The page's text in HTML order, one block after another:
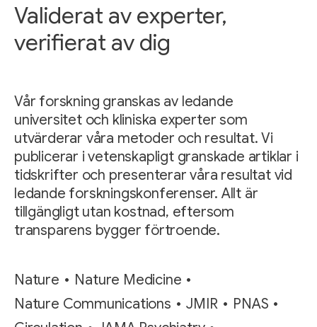
Validerat av experter,
verifierat av dig
Vår forskning granskas av ledande
universitet och kliniska experter som
utvärderar våra metoder och resultat. Vi
publicerar i vetenskapligt granskade artiklar i
tidskrifter och presenterar våra resultat vid
ledande forskningskonferenser. Allt är
tillgängligt utan kostnad, eftersom
transparens bygger förtroende.
Nature
Nature Medicine
Nature Communications
JMIR
PNAS